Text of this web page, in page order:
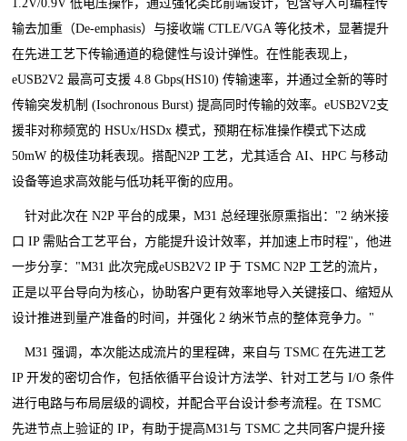
1.2V/0.9V 低电压操作，通过强化类比前端设计，包含导入可编程传
输去加重（De-emphasis）与接收端 CTLE/VGA 等化技术，显著提升
在先进工艺下传输通道的稳健性与设计弹性。在性能表现上，
eUSB2V2 最高可支援 4.8 Gbps(HS10) 传输速率，并通过全新的等时
传输突发机制 (Isochronous Burst) 提高同时传输的效率。eUSB2V2支
援非对称频宽的 HSUx/HSDx 模式，预期在标准操作模式下达成
50mW 的极佳功耗表现。搭配N2P 工艺，尤其适合 AI、HPC 与移动
设备等追求高效能与低功耗平衡的应用。
针对此次在 N2P 平台的成果，M31 总经理张原熏指出： "2 纳米接
口 IP 需贴合工艺平台，方能提升设计效率，并加速上市时程" ，他进
一步分享： "M31 此次完成eUSB2V2 IP 于 TSMC N2P 工艺的流片，
正是以平台导向为核心，协助客户更有效率地导入关键接口、缩短从
设计推进到量产准备的时间，并强化 2 纳米节点的整体竞争力。 "
M31 强调，本次能达成流片的里程碑，来自与 TSMC 在先进工艺
IP 开发的密切合作，包括依循平台设计方法学、针对工艺与 I/O 条件
进行电路与布局层级的调校，并配合平台设计参考流程。在 TSMC
先进节点上验证的 IP，有助于提高M31与 TSMC 之共同客户提升接